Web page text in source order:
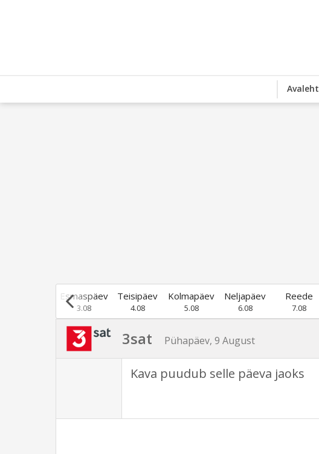
Avaleht
Esmaspäev
3.08
Teisipäev
4.08
Kolmapäev
5.08
Neljapäev
6.08
Reede
7.08
3sat Pühapäev, 9 August
Kava puudub selle päeva jaoks